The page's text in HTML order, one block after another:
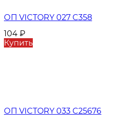
ОП VICTORY 027 C358
104 ₽
Купить
ОП VICTORY 033 C25676